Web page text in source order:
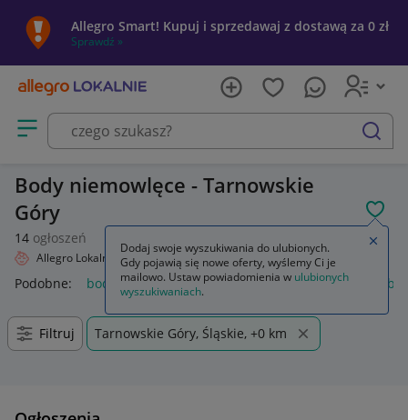
Allegro Smart! Kupuj i sprzedawaj z dostawą za 0 zł
Sprawdź »
Otwórz menu z kategoriami
szukaj
Body niemowlęce - Tarnowskie
Góry
14 ogłoszeń
Allegro Lokalnie Dziecko Odzież Odzież niemowlęca
Podobne: body body wyszczuplające body koronkowe
Filtruj Tarnowskie Góry, Śląskie, +0 km
Dodaj swoje wyszukiwania do ulubionych.
Gdy pojawią się nowe oferty, wyślemy Ci je
mailowo. Ustaw powiadomienia w ulubionych
wyszukiwaniach.